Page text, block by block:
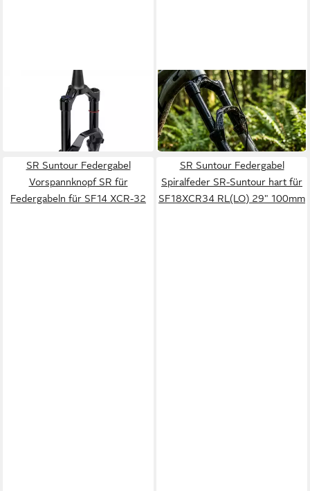
Federgabel Federgabel
RockSh.Psylo Gold Isolator
29"Boost,15x110mm,130mm,sw,44
in 6-7 Werktagen bei dir
ROCKSHOX
Federgabel RockShox Gabel
CSU . Pike C1+, Pike Fl At
C1+ DebonAir 27.5 Zoll, 29
181,53 €
in 6-7 Werktagen bei dir
SR Suntour Federgabel
Vorspannknopf SR für
Federgabeln für SF14 XCR-32
SR Suntour Federgabel
Spiralfeder SR-Suntour hart für
SF18XCR34 RL(LO) 29" 100mm